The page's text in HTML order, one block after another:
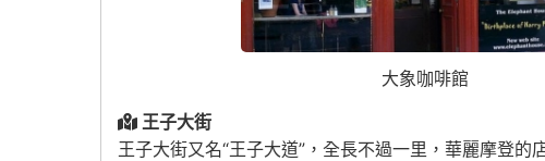
大象咖啡館
王子大街
王子大街又名“王子大道”，全長不過一里，華麗摩登